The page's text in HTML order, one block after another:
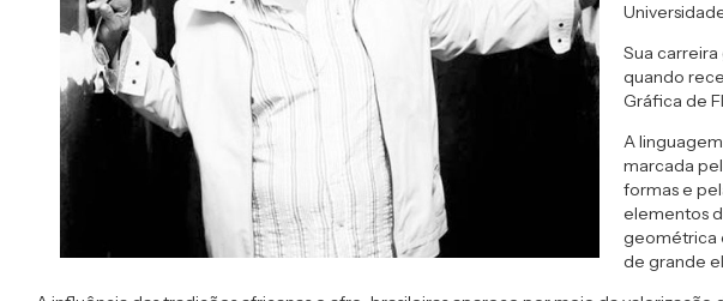
Sua
quando
Gráfica de
A
marcada
formas e
elementos
geométrica
de grande